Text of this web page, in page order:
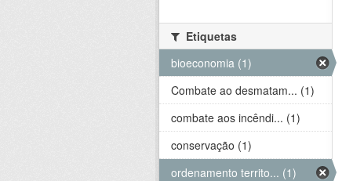
Etiquetas
bioeconomia (1)
Combate ao desmatam... (1)
combate aos incêndi... (1)
conservação (1)
ordenamento territo... (1)